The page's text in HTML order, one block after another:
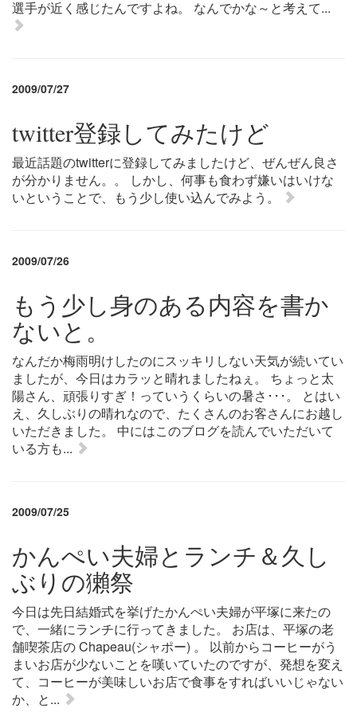
選手が近く感じたんですよね。 なんでかな～と考えて...
2009/07/27
twitter登録してみたけど
最近話題のtwitterに登録してみましたけど、ぜんぜん良さ
が分かりません。。 しかし、何事も食わず嫌いはいけな
いということで、もう少し使い込んでみよう。
2009/07/26
もう少し身のある内容を書か
ないと。
なんだか梅雨明けしたのにスッキリしない天気が続いてい
ましたが、今日はカラッと晴れましたねぇ。 ちょっと太
陽さん、頑張りすぎ！っていうくらいの暑さ･･･。 とはい
え、久しぶりの晴れなので、たくさんのお客さんにお越し
いただきました。 中にはこのブログを読んでいただいて
いる方も...
2009/07/25
かんぺい夫婦とランチ＆久し
ぶりの獺祭
今日は先日結婚式を挙げたかんぺい夫婦が平塚に来たの
で、一緒にランチに行ってきました。 お店は、平塚の老
舗喫茶店の Chapeau(シャポー) 。 以前からコーヒーがう
まいお店が少ないことを嘆いていたのですが、発想を変え
て、コーヒーが美味しいお店で食事をすればいいじゃない
か、と...